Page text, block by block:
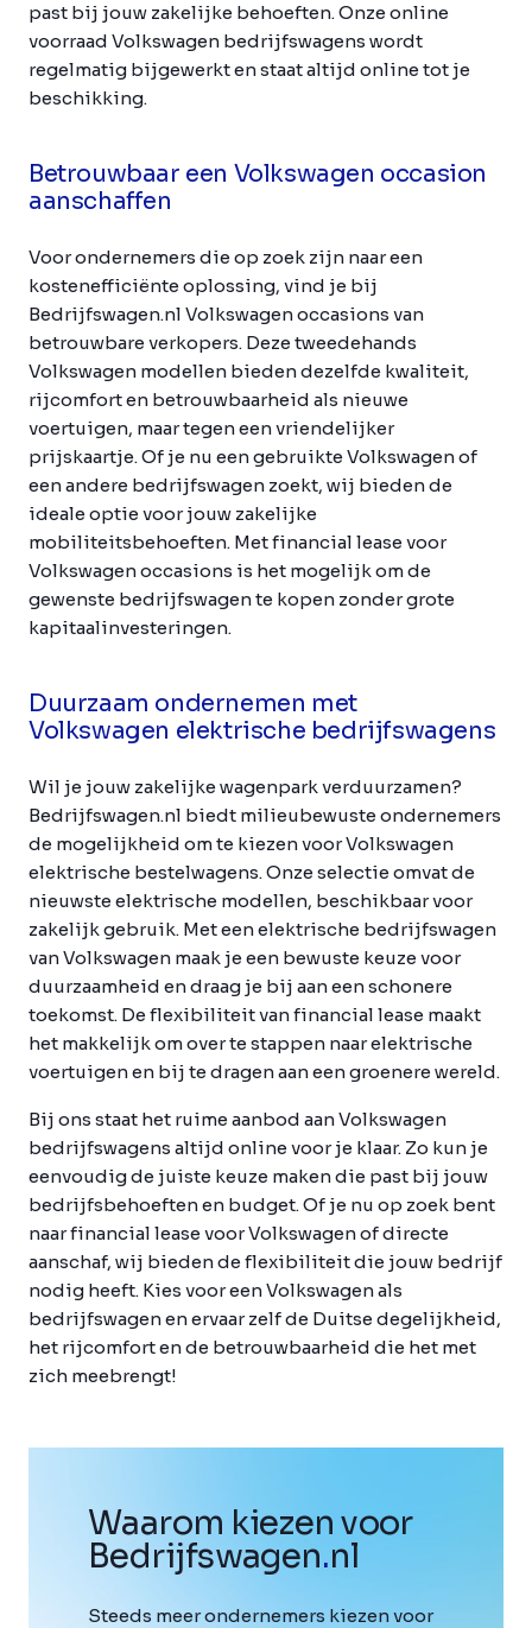
past bij jouw zakelijke behoeften. Onze online
voorraad Volkswagen bedrijfswagens wordt
regelmatig bijgewerkt en staat altijd online tot je
beschikking.
Betrouwbaar een Volkswagen occasion
aanschaffen
Voor ondernemers die op zoek zijn naar een
kostenefficiënte oplossing, vind je bij
Bedrijfswagen.nl Volkswagen occasions van
betrouwbare verkopers. Deze tweedehands
Volkswagen modellen bieden dezelfde kwaliteit,
rijcomfort en betrouwbaarheid als nieuwe
voertuigen, maar tegen een vriendelijker
prijskaartje. Of je nu een gebruikte Volkswagen of
een andere bedrijfswagen zoekt, wij bieden de
ideale optie voor jouw zakelijke
mobiliteitsbehoeften. Met financial lease voor
Volkswagen occasions is het mogelijk om de
gewenste bedrijfswagen te kopen zonder grote
kapitaalinvesteringen.
Duurzaam ondernemen met
Volkswagen elektrische bedrijfswagens
Wil je jouw zakelijke wagenpark verduurzamen?
Bedrijfswagen.nl biedt milieubewuste ondernemers
de mogelijkheid om te kiezen voor Volkswagen
elektrische bestelwagens. Onze selectie omvat de
nieuwste elektrische modellen, beschikbaar voor
zakelijk gebruik. Met een elektrische bedrijfswagen
van Volkswagen maak je een bewuste keuze voor
duurzaamheid en draag je bij aan een schonere
toekomst. De flexibiliteit van financial lease maakt
het makkelijk om over te stappen naar elektrische
voertuigen en bij te dragen aan een groenere wereld.
Bij ons staat het ruime aanbod aan Volkswagen
bedrijfswagens altijd online voor je klaar. Zo kun je
eenvoudig de juiste keuze maken die past bij jouw
bedrijfsbehoeften en budget. Of je nu op zoek bent
naar financial lease voor Volkswagen of directe
aanschaf, wij bieden de flexibiliteit die jouw bedrijf
nodig heeft. Kies voor een Volkswagen als
bedrijfswagen en ervaar zelf de Duitse degelijkheid,
het rijcomfort en de betrouwbaarheid die het met
zich meebrengt!
Waarom kiezen voor
Bedrijfswagen.nl
Steeds meer ondernemers kiezen voor